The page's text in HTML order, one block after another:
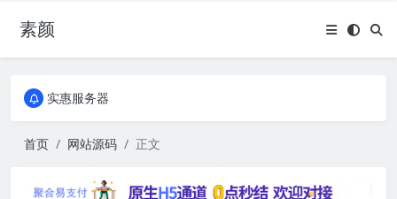
素颜全国免费包邮流量卡
实惠服务器
实惠服务器
首页 网站源码 正文